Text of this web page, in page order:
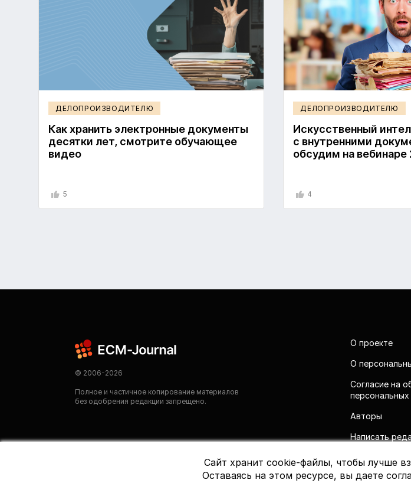
ДЕЛОПРОИЗВОДИТЕЛЮ
Как хранить электронные документы
десятки лет, смотрите обучающее
видео
5
ДЕЛОПРОИЗВОДИТЕЛЮ
Искусственный
с внутренними
обсудим на вебинаре
4
© 2006-2026
Полное и частичное копирование материалов
без одобрения редакции запрещено.
О проекте
О
Согласие на
Авторы
Написать
Сайт хранит cookie-файлы, чтобы лучше
Оставаясь на этом ресурсе, вы даете